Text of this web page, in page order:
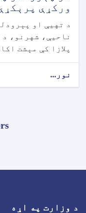
ورکړې
د تهيې او
ناحیې، شهرنو، د
پلازا کې مېشت
نور...
د وزارت په اړه